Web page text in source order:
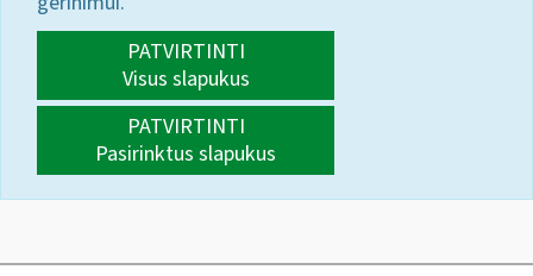
PATVIRTINTI
Visus slapukus
PATVIRTINTI
Pasirinktus slapukus